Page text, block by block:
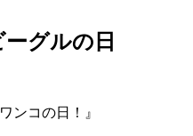
グルの日
ンコの日！』